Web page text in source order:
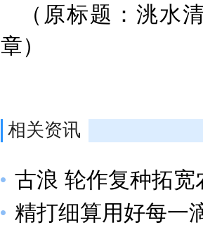
（原标题：洮
章）
相关资讯
古浪 轮作复种拓宽
精打细算用好每